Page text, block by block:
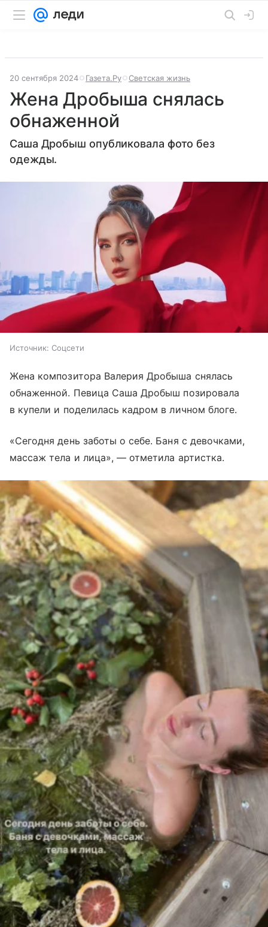
20 сентября 2024 Газета.Ру Светская жизнь
Жена Дробыша снялась
обнаженной
Саша Дробыш опубликовала фото без
одежды.
Источник: Соцсети
Жена композитора Валерия Дробыша снялась
обнаженной. Певица Саша Дробыш позировала
в купели и поделилась кадром в личном блоге.
«Сегодня день заботы о себе. Баня с девочками,
массаж тела и лица», — отметила артистка.